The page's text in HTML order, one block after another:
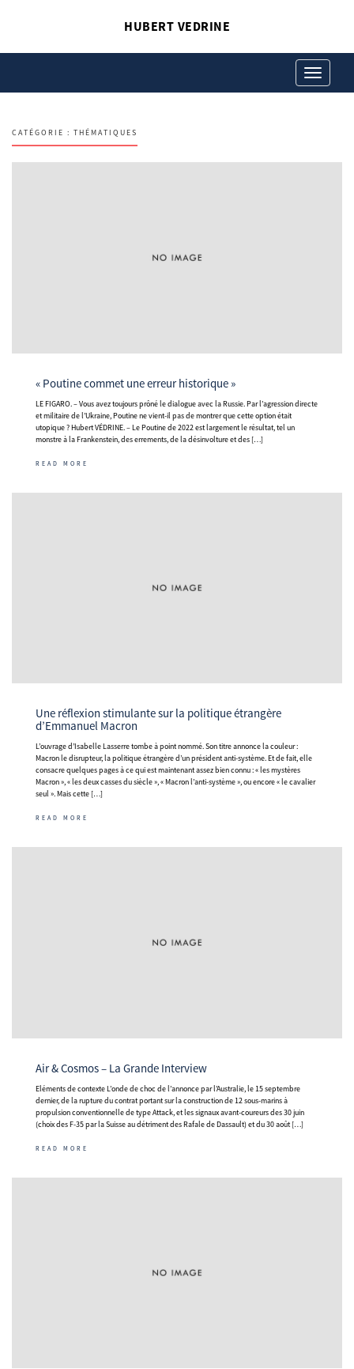
HUBERT VEDRINE
Toggle
navigation
CATÉGORIE : THÉMATIQUES
« Poutine commet une erreur historique »
LE FIGARO. – Vous avez toujours prôné le dialogue avec la Russie. Par l’agression directe
et militaire de l’Ukraine, Poutine ne vient-il pas de montrer que cette option était
utopique ? Hubert VÉDRINE. – Le Poutine de 2022 est largement le résultat, tel un
monstre à la Frankenstein, des errements, de la désinvolture et des […]
READ MORE
Une réflexion stimulante sur la politique étrangère
d’Emmanuel Macron
L’ouvrage d’Isabelle Lasserre tombe à point nommé. Son titre annonce la couleur :
Macron le disrupteur, la politique étrangère d’un président anti-système. Et de fait, elle
consacre quelques pages à ce qui est maintenant assez bien connu : « les mystères
Macron », « les deux casses du siècle », « Macron l’anti-système », ou encore « le cavalier
seul ». Mais cette […]
READ MORE
Air & Cosmos – La Grande Interview
Eléments de contexte L’onde de choc de l’annonce par l’Australie, le 15 septembre
dernier, de la rupture du contrat portant sur la construction de 12 sous-marins à
propulsion conventionnelle de type Attack, et les signaux avant-coureurs des 30 juin
(choix des F-35 par la Suisse au détriment des Rafale de Dassault) et du 30 août […]
READ MORE